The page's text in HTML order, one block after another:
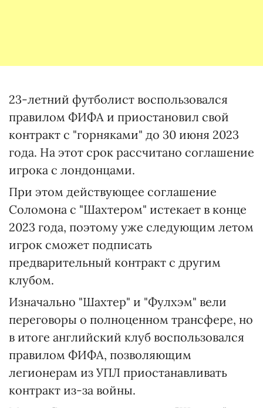
23-летний футболист воспользовался
правилом ФИФА и приостановил свой
контракт с "горняками" до 30 июня 2023
года. На этот срок рассчитано соглашение
игрока с лондонцами.
При этом действующее соглашение
Соломона с "Шахтером" истекает в конце
2023 года, поэтому уже следующим летом
игрок сможет подписать
предварительный контракт с другим
клубом.
Изначально "Шахтер" и "Фулхэм" вели
переговоры о полноценном трансфере, но
в итоге английский клуб воспользовался
правилом ФИФА, позволяющим
легионерам из УПЛ приостанавливать
контракт из-за войны.